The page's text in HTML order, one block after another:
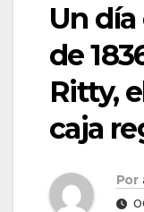
Un
de
Ritty,
caja
Por